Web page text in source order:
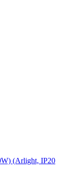
(Arlight, IP20